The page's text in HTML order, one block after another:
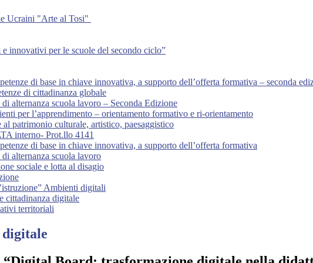
Ucraini "Arte al Tosi"
innovativi per le scuole del secondo ciclo”
di base in chiave innovativa, a supporto dell’offerta formativa – seconda
di cittadinanza globale
alternanza scuola lavoro – Seconda Edizione
per l’apprendimento – orientamento formativo e ri-orientamento
patrimonio culturale, artistico, paesaggistico
interno- Prot.llo 4141
di base in chiave innovativa, a supporto dell’offerta formativa
alternanza scuola lavoro
sociale e lotta al disagio
Ambienti digitali
cittadinanza digitale
territoriali
digitale